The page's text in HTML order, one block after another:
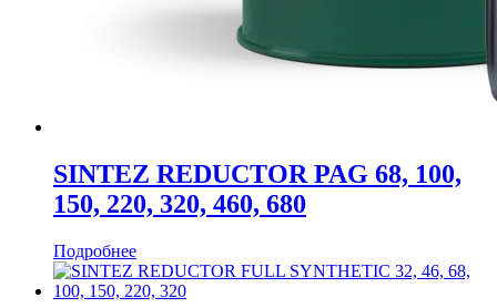
SINTEZ REDUCTOR PAG 68, 100,
150, 220, 320, 460, 680
Подробнее